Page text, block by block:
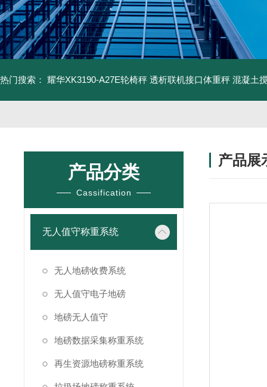
热门搜索： 耀华XK3190-A27E轮椅秤 透析联机接口体重秤 混凝土
产品分类
Cassification
无人值守称重系统
无人地磅收费系统
无人值守电子地磅
地磅无人值守
地磅数据采集称重系统
再生资源地磅称重系统
产品展